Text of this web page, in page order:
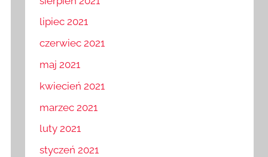
lipiec 2021
czerwiec 2021
maj 2021
kwiecień 2021
marzec 2021
luty 2021
styczeń 2021